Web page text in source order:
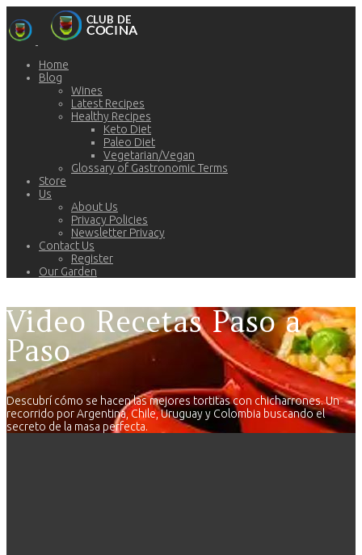
Home
Blog
Wines
Latest Recipes
Healthy Recipes
Keto Diet
Paleo Diet
Vegetarian/Vegan
Glossary of Gastronomic Terms
Store
Us
About Us
Privacy Policies
Newsletter Privacy
Contact Us
Register
Our Garden
Video Recetas Paso a
Paso
Descubrí cómo se hacen las mejores tortitas con chicharrones. Un
recorrido por Argentina, Chile, Uruguay y Colombia buscando el
secreto de la masa perfecta.